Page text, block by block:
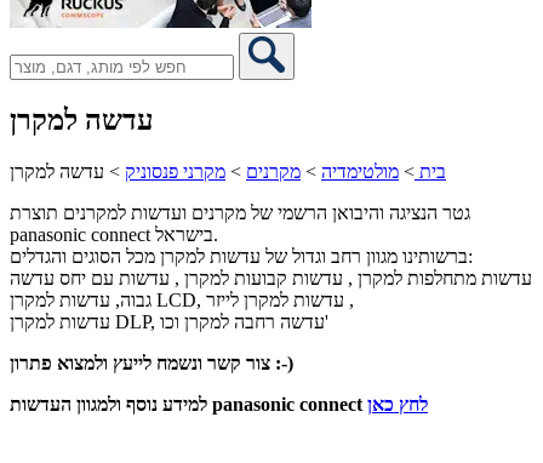
עדשה למקרן
בית > מולטימדיה > מקרנים > מקרני פנסוניק > עדשה למקרן
גטר הנציגה והיבואן הרשמי של מקרנים ועדשות למקרנים תוצרת
panasonic connect בישראל.
ברשותינו מגוון רחב וגדול של עדשות למקרן מכל הסוגים והגדלים:
עדשות מתחלפות למקרן , עדשות קבועות למקרן , עדשות עם יחס עדשה
גבוה, עדשות למקרן LCD, עדשות למקרן לייזר ,
עדשות למקרן DLP, עדשה רחבה למקרן וכו'
צור קשר ונשמח לייעץ ולמצוא פתרון :-)
למידע נוסף ולמגוון העדשות panasonic connect לחץ כאן